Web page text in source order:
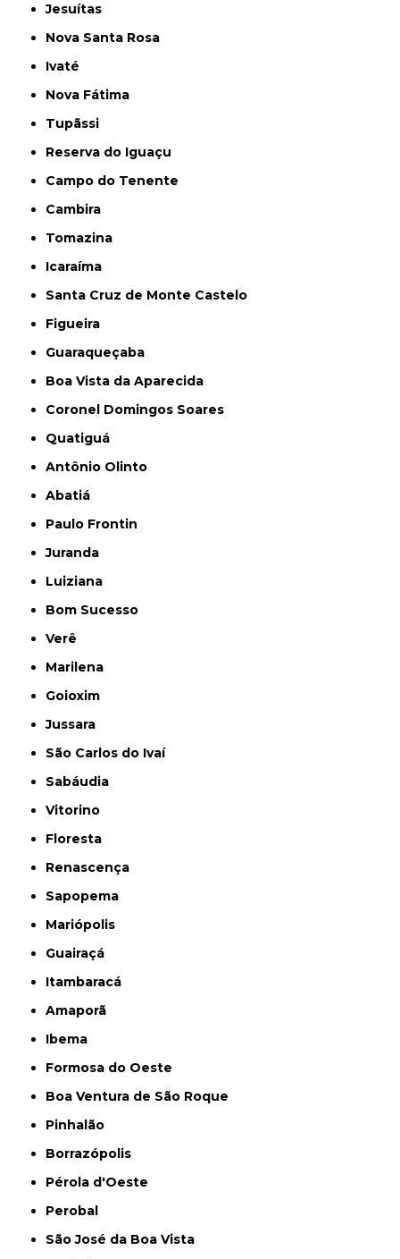
Jesuítas
Nova Santa Rosa
Ivaté
Nova Fátima
Tupãssi
Reserva do Iguaçu
Campo do Tenente
Cambira
Tomazina
Icaraíma
Santa Cruz de Monte Castelo
Figueira
Guaraqueçaba
Boa Vista da Aparecida
Coronel Domingos Soares
Quatiguá
Antônio Olinto
Abatiá
Paulo Frontin
Juranda
Luiziana
Bom Sucesso
Verê
Marilena
Goioxim
Jussara
São Carlos do Ivaí
Sabáudia
Vitorino
Floresta
Renascença
Sapopema
Mariópolis
Guairaçá
Itambaracá
Amaporã
Ibema
Formosa do Oeste
Boa Ventura de São Roque
Pinhalão
Borrazópolis
Pérola d'Oeste
Perobal
São José da Boa Vista